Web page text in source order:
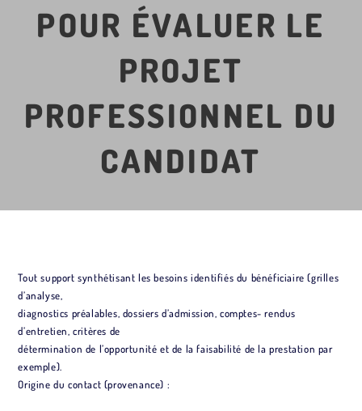
POUR ÉVALUER LE
PROJET
PROFESSIONNEL DU
CANDIDAT
Tout support synthétisant les besoins identifiés du bénéficiaire (grilles
d’analyse,
diagnostics préalables, dossiers d’admission, comptes- rendus
d’entretien, critères de
détermination de l’opportunité et de la faisabilité de la prestation par
exemple).
Origine du contact (provenance) :